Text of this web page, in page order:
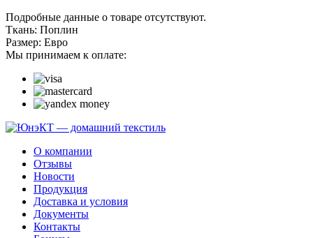
Подробные данные о товаре отсутствуют.
Ткань: Поплин
Размер: Евро
Мы принимаем к оплате:
О компании
Отзывы
Новости
Продукция
Доставка и условия
Документы
Контакты